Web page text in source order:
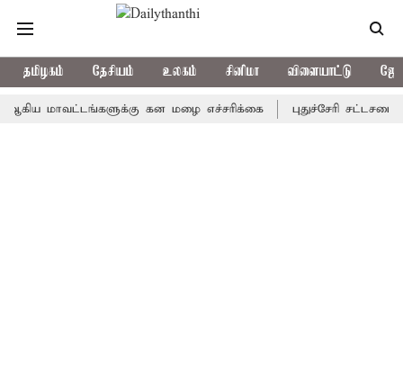
தமிழகம் தேசியம் உலகம் சினிமா விளையாட்டு
கன மழை எச்சரிக்கை புதுச்சேரி சட்டசபையில்